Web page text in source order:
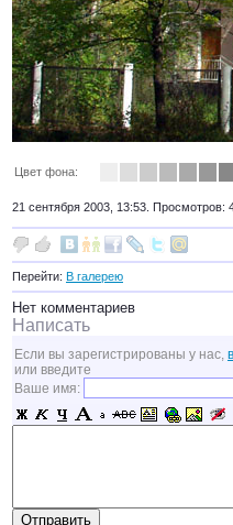
Цвет фона:
21 сентября 2003, 13:53. Просмотров:
Перейти: В галерею
Нет комментариев
Написать
Если вы зарегистрированы у нас,
или введите
Ваше имя: